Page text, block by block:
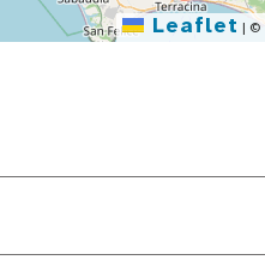
Leaflet ©